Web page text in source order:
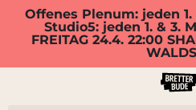
Offenes Plenum: jeden
Studio5: jeden 1. & 3.
FREITAG 24.4. 22:00